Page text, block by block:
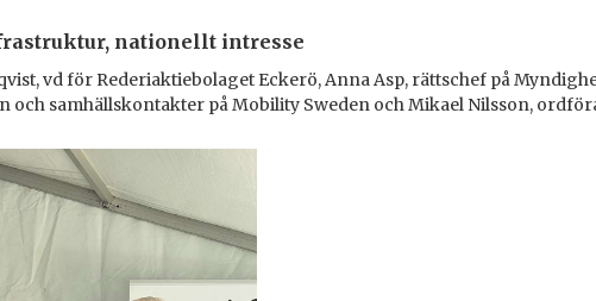
nationellt intresse
vd för Rederiaktiebolaget Eckerö, Anna Asp, rättschef på
samhällskontakter på Mobility Sweden och Mikael Nilsson,